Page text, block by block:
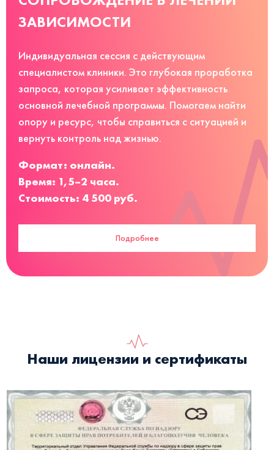
ЗАВИСИМОСТИ
Индивидуальная сессия с действующим
специалистом клиники. Это глубокая проработка
запроса, которая усиливает эффективность
основной лечебной программы. Помогаем найти
опору и ресурс, чтобы справиться с ситуацией и
вернуть контроль над жизнью.
Формат: онлайн.
Время: 1,5–2 часа.
Стоимость: 4 500 руб.
Подробнее
Наши лицензии и сертификаты